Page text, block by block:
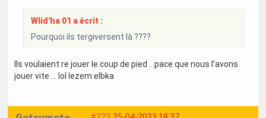
Wlid'ha 01 a écrit :
Pourquoi ils tergiversent là ????
Ils voulaient re jouer le coup de pied …pace que nous l’avons
jouer vite … lol lezem elbka